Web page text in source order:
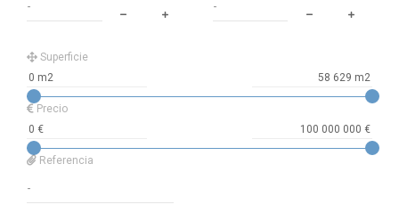
Superficie
Precio
Referencia